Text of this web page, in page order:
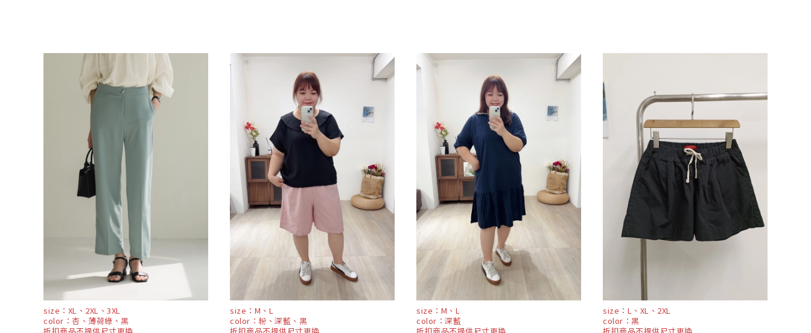
size：XL、2XL、3XL
color：杏、薄荷綠、黑
折扣商品不提供尺寸更換
size：M、L
color：粉、深藍、黑
折扣商品不提供尺寸更換
size：M、L
color：深藍
折扣商品不提供尺寸更換
size：L、XL、2XL
color：黑
折扣商品不提供尺寸更換